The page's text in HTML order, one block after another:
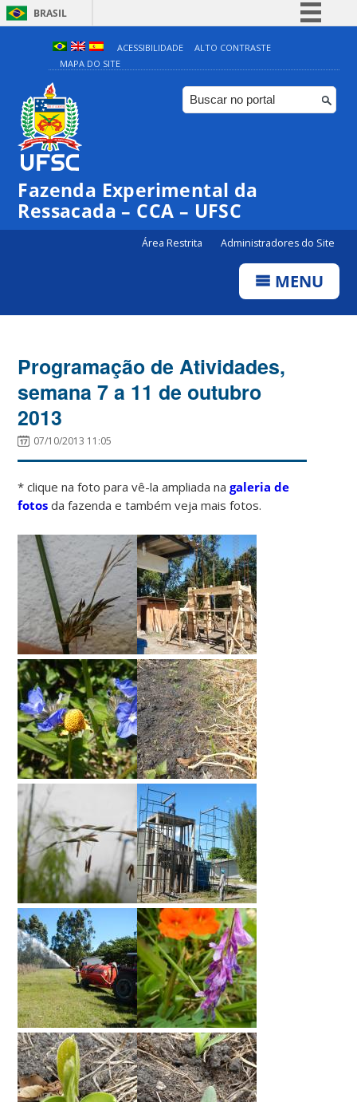
BRASIL
Simplifique!
Comunica BR
Participe
ACESSIBILIDADE
ALTO CONTRASTE
MAPA DO SITE
Fazenda Experimental da
Ressacada – CCA – UFSC
Área Restrita Administradores do Site
MENU
Programação de Atividades,
semana 7 a 11 de outubro
2013
07/10/2013 11:05
* clique na foto para vê-la ampliada nagaleria de
fotos da fazenda e também veja mais fotos.